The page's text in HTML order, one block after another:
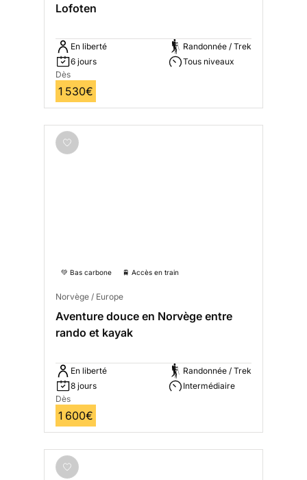
Lofoten
En liberté
6 jours
Randonnée / Trek
Tous niveaux
Dès
1 530€
💚 Bas carbone 🚆 Accès en train
Norvège / Europe
Aventure douce en Norvège entre
rando et kayak
En liberté
8 jours
Randonnée / Trek
Intermédiaire
Dès
1 600€